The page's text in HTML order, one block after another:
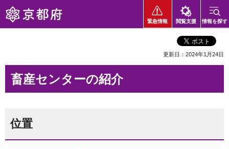
京都府
緊急情報 閲覧支援 情報を探す
更新日：2024年1月24日
畜産センターの紹介
位置